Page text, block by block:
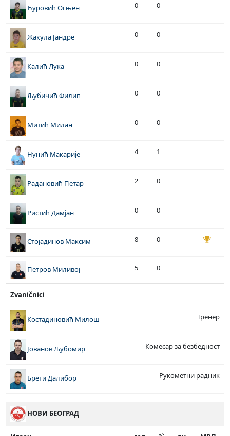
Ђуровић Огњен 0 0
Жакула Јандре 0 0
Калић Лука 0 0
Љубичић Филип 0 0
Митић Милан 0 0
Нунић Макарије 4 1
Радановић Петар 2 0
Ристић Дамјан 0 0
Стојадинов Максим 8 0
Петров Миливој 5 0
Zvaničnici
Костадиновић Милош Тренер
Јованов Љубомир Комесар за безбедност
Брети Далибор Рукометни радник
НОВИ БЕОГРАД